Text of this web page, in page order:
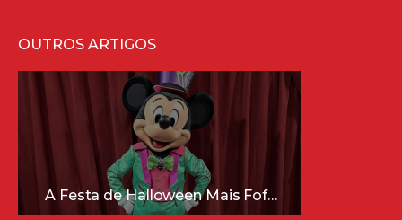
OUTROS ARTIGOS
A Festa de Halloween Mais Fofa da Disney Está Chegando!